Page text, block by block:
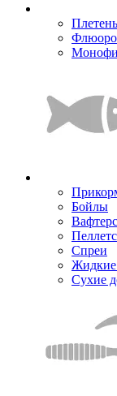
Бойлы
Пеллетс
Спреи
Жидкие
Сухие